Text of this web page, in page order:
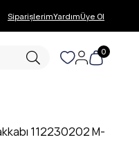
SiparişlerimYardımÜye Ol
0
112230202 M-